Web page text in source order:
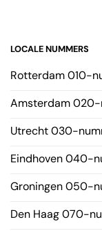
LOCALE NUMMERS
Rotterdam 010-
Amsterdam 020-
Utrecht 030-
Eindhoven 040-
Groningen 050-
Den Haag 070-